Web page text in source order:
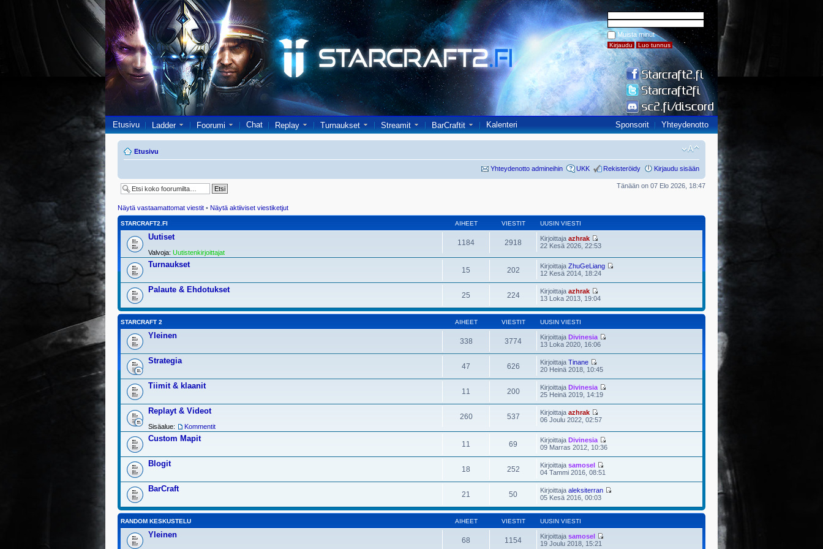
Muista minut
Etusivu Ladder Foorumi Chat Replay Turnaukset Streamit BarCraftit Kalenteri Sponsorit Yhteydenotto
Etusivu
Yhteydenotto admineihin UKK Rekisteröidy Kirjaudu sisään
Tänään on 07 Elo 2026, 18:47
Näytä vastaamattomat viestit • Näytä aktiiviset viestiketjut
STARCRAFT2.FI AIHEET VIESTIT UUSIN VIESTI
Uutiset
Valvoja: Uutistenkirjoittajat
1184 2918 Kirjoittaja azhrak
22 Kesä 2026, 22:53
Turnaukset
15 202 Kirjoittaja ZhuGeLiang
12 Kesä 2014, 18:24
Palaute & Ehdotukset
25 224 Kirjoittaja azhrak
13 Loka 2013, 19:04
STARCRAFT 2 AIHEET VIESTIT UUSIN VIESTI
Yleinen
338 3774 Kirjoittaja Divinesia
13 Loka 2020, 16:06
Strategia
47 626 Kirjoittaja Tinane
20 Heinä 2018, 10:45
Tiimit & klaanit
11 200 Kirjoittaja Divinesia
25 Heinä 2019, 14:19
Replayt & Videot
Sisäalue: Kommentit
260 537 Kirjoittaja azhrak
06 Joulu 2022, 02:57
Custom Mapit
11 69 Kirjoittaja Divinesia
09 Marras 2012, 10:36
Blogit
18 252 Kirjoittaja samosel
04 Tammi 2016, 08:51
BarCraft
21 50 Kirjoittaja aleksiterran
05 Kesä 2016, 00:03
RANDOM KESKUSTELU AIHEET VIESTIT UUSIN VIESTI
Yleinen
68 1154 Kirjoittaja samosel
19 Joulu 2018, 15:21